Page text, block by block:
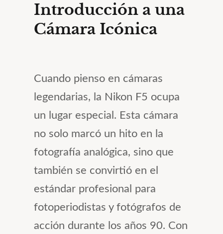
Introducción a una
Cámara Icónica
Cuando pienso en cámaras
legendarias, la Nikon F5 ocupa
un lugar especial. Esta cámara
no solo marcó un hito en la
fotografía analógica, sino que
también se convirtió en el
estándar profesional para
fotoperiodistas y fotógrafos de
acción durante los años 90. Con